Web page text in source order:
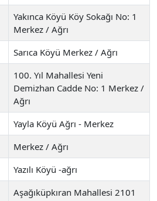
Yakınca Köyü Köy Sokağı No: 1
Merkez / Ağrı
Sarıca Köyü Merkez / Ağrı
100. Yıl Mahallesi Yeni
Demizhan Cadde No: 1 Merkez /
Ağrı
Yayla Köyü Ağrı - Merkez
Merkez / Ağrı
Yazılı Köyü -ağrı
Aşağıküpkıran Mahallesi 2101